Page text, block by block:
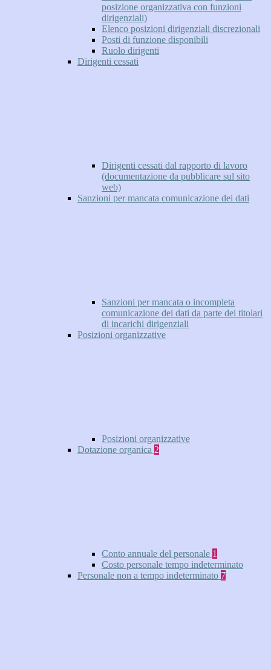
posizione organizzativa con funzioni
dirigenziali)
Elenco posizioni dirigenziali discrezionali
Posti di funzione disponibili
Ruolo dirigenti
Dirigenti cessati
Dirigenti cessati dal rapporto di lavoro
(documentazione da pubblicare sul sito
web)
Sanzioni per mancata comunicazione dei dati
Sanzioni per mancata o incompleta
comunicazione dei dati da parte dei titolari
di incarichi dirigenziali
Posizioni organizzative
Posizioni organizzative
Dotazione organica 2
Conto annuale del personale 1
Costo personale tempo indeterminato
Personale non a tempo indeterminato 7